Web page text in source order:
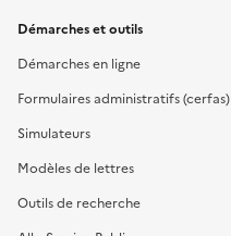
Démarches et outils
Démarches en ligne
Formulaires administratifs (cerfas)
Simulateurs
Modèles de lettres
Outils de recherche